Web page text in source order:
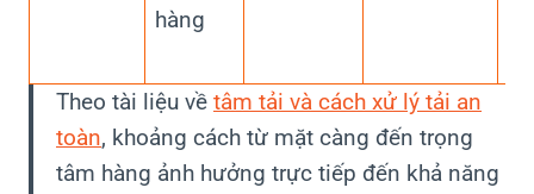
hàng
Theo tài liệu về tâm tải và cách xử lý tải an
toàn, khoảng cách từ mặt càng đến trọng
tâm hàng ảnh hưởng trực tiếp đến khả năng